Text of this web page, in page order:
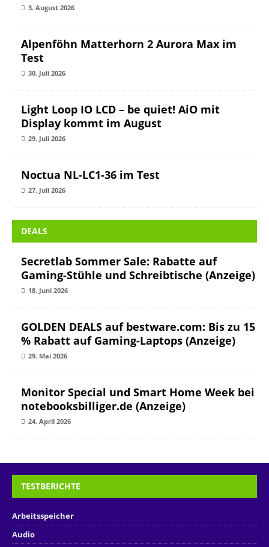
3. August 2026
Alpenföhn Matterhorn 2 Aurora Max im
Test
30. Juli 2026
Light Loop IO LCD – be quiet! AiO mit
Display kommt im August
29. Juli 2026
Noctua NL-LC1-36 im Test
27. Juli 2026
DEALS
Secretlab Sommer Sale: Rabatte auf
Gaming-Stühle und Schreibtische (Anzeige)
18. Juni 2026
GOLDEN DEALS auf bestware.com: Bis zu 15
% Rabatt auf Gaming-Laptops (Anzeige)
29. Mai 2026
Monitor Special und Smart Home Week bei
notebooksbilliger.de (Anzeige)
24. April 2026
TESTBERICHTE
Arbeitsspeicher
Audio